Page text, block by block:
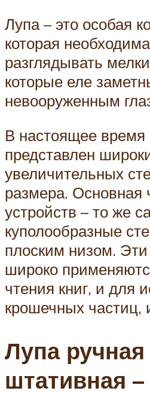
Лупа – это особая
которая
разглядывать
которые еле
невооруженным
В настоящее время
представлен
увеличительных
размера. Основная
устройств – то же
куполообразные
плоским низом.
широко
чтения книг, и для
крошечных частиц,
Лупа ручная
штативная